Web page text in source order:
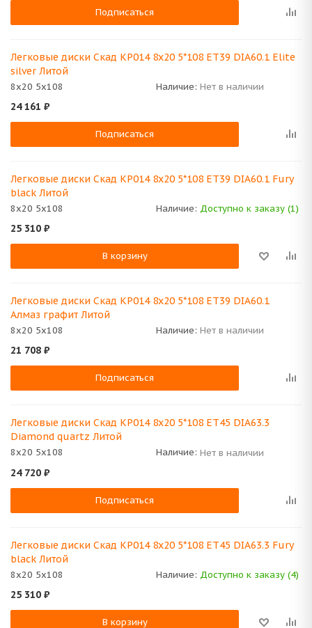
Подписаться
Легковые диски Скад КР014 8x20 5*108 ET39 DIA60.1 Elite
silver Литой
8x20 5x108 Наличие: Нет в наличии
24 161 ₽
Подписаться
Легковые диски Скад КР014 8x20 5*108 ET39 DIA60.1 Fury
black Литой
8x20 5x108 Наличие: Доступно к заказу (1)
25 310 ₽
В корзину
Легковые диски Скад КР014 8x20 5*108 ET39 DIA60.1
Алмаз графит Литой
8x20 5x108 Наличие: Нет в наличии
21 708 ₽
Подписаться
Легковые диски Скад КР014 8x20 5*108 ET45 DIA63.3
Diamond quartz Литой
8x20 5x108 Наличие: Нет в наличии
24 720 ₽
Подписаться
Легковые диски Скад КР014 8x20 5*108 ET45 DIA63.3 Fury
black Литой
8x20 5x108 Наличие: Доступно к заказу (4)
25 310 ₽
В корзину